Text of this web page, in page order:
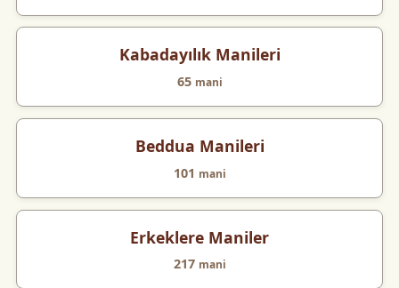
Kabadayılık Manileri
65 mani
Beddua Manileri
101 mani
Erkeklere Maniler
217 mani